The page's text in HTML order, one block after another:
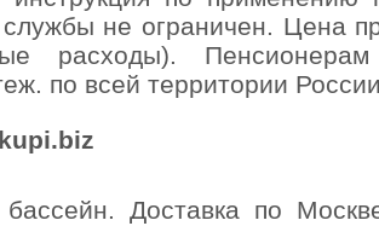
не ограничен. Цена
расходы).
по всей территории
Доставка по